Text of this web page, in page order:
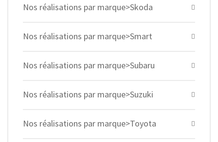
Nos réalisations par marque>Skoda
Nos réalisations par marque>Smart
Nos réalisations par marque>Subaru
Nos réalisations par marque>Suzuki
Nos réalisations par marque>Toyota